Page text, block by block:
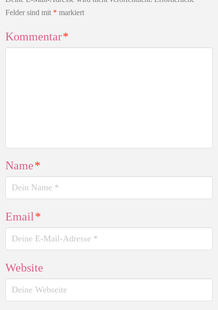
Felder sind mit * markiert
Kommentar*
Name*
Email*
Website